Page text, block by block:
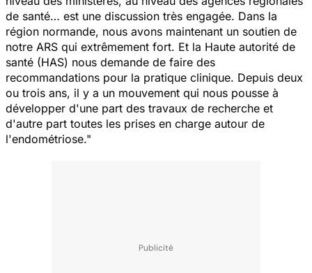
de santé… est une discussion très engagée. Dans la
région normande, nous avons maintenant un soutien de
notre ARS qui extrêmement fort. Et la Haute autorité de
santé (HAS) nous demande de faire des
recommandations pour la pratique clinique. Depuis deux
ou trois ans, il y a un mouvement qui nous pousse à
développer d'une part des travaux de recherche et
d'autre part toutes les prises en charge autour de
l'endométriose."